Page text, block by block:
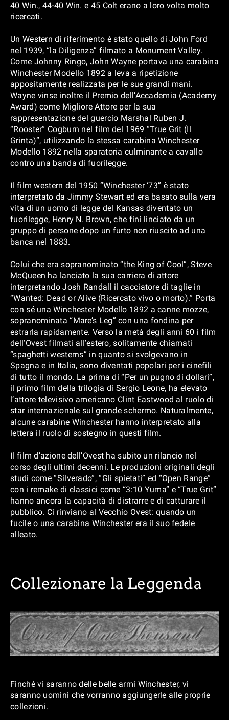
40 Win., 44-40 Win. e 45 Colt erano a loro volta molto
ricercati.
Un Western di riferimento è stato quello di John Ford
nel 1939, “la Diligenza” filmato a Monument Valley.
Come Johnny Ringo, John Wayne portava una carabina
Winchester Modello 1892 a leva a ripetizione
appositamente realizzata per le sue grandi mani.
Wayne vinse inoltre il Premio dell’Accademia (Academy
Award) come Migliore Attore per la sua
rappresentazione del guercio Marshal Ruben J.
“Rooster” Cogburn nel film del 1969 “True Grit (Il
Grinta)”, utilizzando la stessa carabina Winchester
Modello 1892 nella sparatoria culminante a cavallo
contro una banda di fuorilegge.
Il film western del 1950 “Winchester ‘73” è stato
interpretato da Jimmy Stewart ed era basato sulla vera
vita di un uomo di legge del Kansas diventato un
fuorilegge, Henry N. Brown, che finì linciato da un
gruppo di persone dopo un furto non riuscito ad una
banca nel 1883.
Colui che era sopranominato “the King of Cool”, Steve
McQueen ha lanciato la sua carriera di attore
interpretando Josh Randall il cacciatore di taglie in
“Wanted: Dead or Alive (Ricercato vivo o morto).” Porta
con sé una Winchester Modello 1892 a canne mozze,
sopranominata “Mare’s Leg” con una fondina per
estrarla rapidamente. Verso la metà degli anni 60 i film
dell’Ovest filmati all’estero, solitamente chiamati
“spaghetti westerns” in quanto si svolgevano in
Spagna e in Italia, sono diventati popolari per i cinefili
di tutto il mondo. La prima di “Per un pugno di dollari”,
il primo film della trilogia di Sergio Leone, ha elevato
l’attore televisivo americano Clint Eastwood al ruolo di
star internazionale sul grande schermo. Naturalmente,
alcune carabine Winchester hanno interpretato alla
lettera il ruolo di sostegno in questi film.
Il film d’azione dell’Ovest ha subito un rilancio nel
corso degli ultimi decenni. Le produzioni originali degli
studi come “Silverado”, “Gli spietati” ed “Open Range”
con i remake di classici come “3:10 Yuma” e “True Grit”
hanno ancora la capacità di distrarre e di catturare il
pubblico. Ci rinviano al Vecchio Ovest: quando un
fucile o una carabina Winchester era il suo fedele
alleato.
Collezionare la Leggenda
Finché vi saranno delle belle armi Winchester, vi
saranno uomini che vorranno aggiungerle alle proprie
collezioni.